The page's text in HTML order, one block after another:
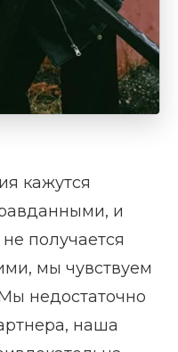
кажутся
и
получается
мы чувствуем
недостаточно
наша